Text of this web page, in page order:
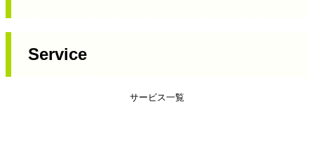
Service
サービス一覧